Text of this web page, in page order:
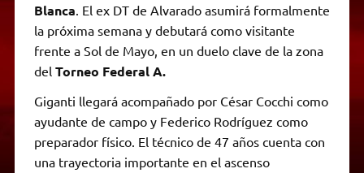
Blanca. El ex DT de Alvarado asumirá formalmente
la próxima semana y debutará como visitante
frente a Sol de Mayo, en un duelo clave de la zona
del Torneo Federal A.
Giganti llegará acompañado por César Cocchi como
ayudante de campo y Federico Rodríguez como
preparador físico. El técnico de 47 años cuenta con
una trayectoria importante en el ascenso